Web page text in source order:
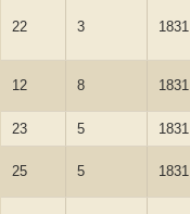
22 3 1831
12 8 1831
23 5 1831
25 5 1831